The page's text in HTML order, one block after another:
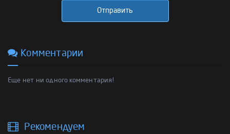
Отправить
Комментарии
Еще нет ни одного комментария!
Рекомендуем